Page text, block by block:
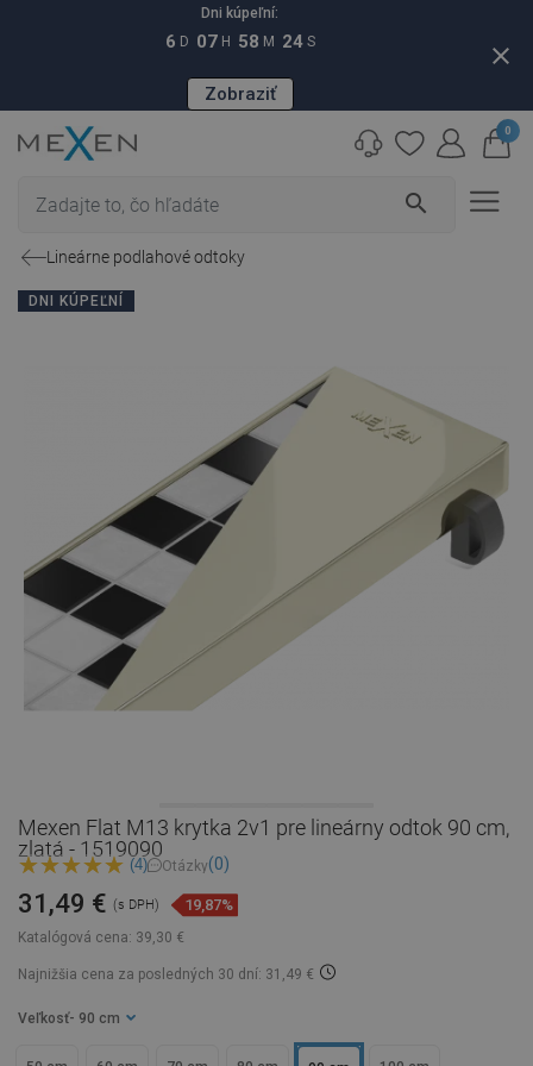
Dni kúpeľní:
6 D 07 H 58 M 23 S
Zobraziť
close
search
0
Lineárne podlahové odtoky
DNI KÚPEĽNÍ
Mexen Flat M13 krytka 2v1 pre lineárny odtok 90 cm,
zlatá - 1519090
(4) Otázky(0)
Katalógová cena: 39,30 €
31,49 € (s DPH) 19,87%
Najnižšia cena za posledných 30 dní: 31,49 €
Veľkosť - 90 cm